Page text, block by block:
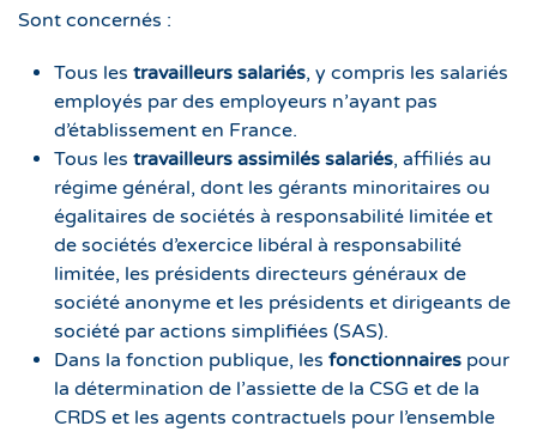
Sont concernés :
Tous les travailleurs salariés, y compris les salariés
employés par des employeurs n’ayant pas
d’établissement en France.
Tous les travailleurs assimilés salariés, affiliés au
régime général, dont les gérants minoritaires ou
égalitaires de sociétés à responsabilité limitée et
de sociétés d’exercice libéral à responsabilité
limitée, les présidents directeurs généraux de
société anonyme et les présidents et dirigeants de
société par actions simplifiées (SAS).
Dans la fonction publique, les fonctionnaires pour
la détermination de l’assiette de la CSG et de la
CRDS et les agents contractuels pour l’ensemble